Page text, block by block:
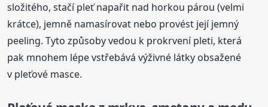
složitého, stačí pleť napařit nad horkou párou (velmi
krátce), jemně namasírovat nebo provést její jemný
peeling. Tyto způsoby vedou k prokrvení pleti, která
pak mnohem lépe vstřebává výživné látky obsažené
v pleťové masce.